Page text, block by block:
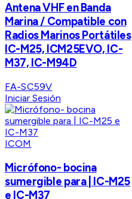
Antena VHF en Banda
Marina / Compatible con
Radios Marinos Portátiles
IC-M25, ICM25EVO, IC-
M37, IC-M94D
FA-SC59V
Iniciar Sesión
ICOM
Micrófono- bocina
sumergible para | IC-M25
e IC-M37